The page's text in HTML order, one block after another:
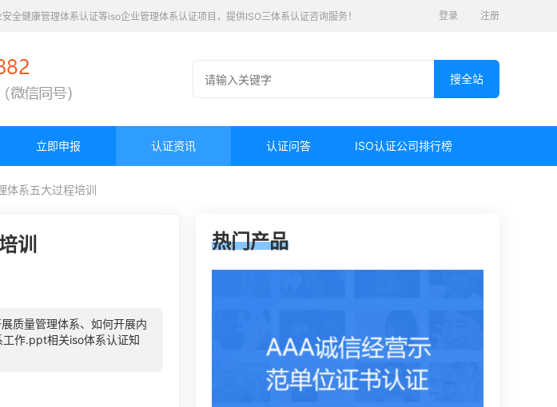
健康管理体系认证等iso企业管理体系认证项目，提供ISO三体系认证咨询服务！ 登录 注册
立即申报 认证资讯 认证问答 ISO认证公司排行榜
体系五大过程培训
训
质量管理体系、如何开展内
作.ppt相关iso体系认证知
热门产品